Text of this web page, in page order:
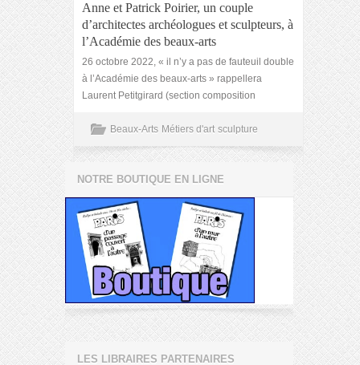
Anne et Patrick Poirier, un couple
d’architectes archéologues et sculpteurs, à
l’Académie des beaux-arts
26 octobre 2022, « il n’y a pas de fauteuil double
à l’Académie des beaux-arts » rappellera
Laurent Petitgirard (section composition
Beaux-Arts Métiers d'art sculpture
NOTRE BOUTIQUE EN LIGNE
LES LIBRAIRES PARTENAIRES